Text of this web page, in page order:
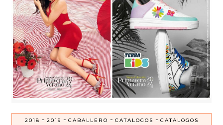
2018 - 2019 - CABALLERO - CATALOGOS - CATALOGOS